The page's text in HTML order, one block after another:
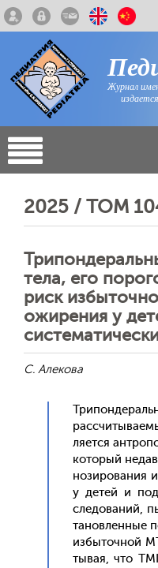
Журнал
2025 / ТОМ
тела, его
риск
ожирения у
С. Алекова
ля­ет­ся
ко­торый
но­зиро­вания
у де­тей и
сле­дова­ний,
та­нов­ленные
из­бы­точ­ной
тывая, что